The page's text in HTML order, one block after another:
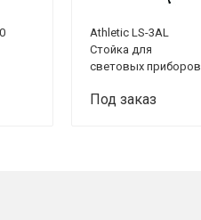
Athletic LS-3AL
Стойка для
световых приборов
Под заказ